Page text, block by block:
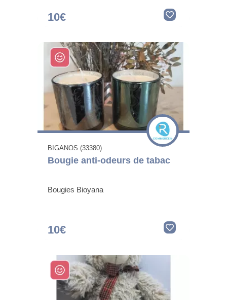
10€
BIGANOS (33380)
Bougie anti-odeurs de tabac
Bougies Bioyana
10€